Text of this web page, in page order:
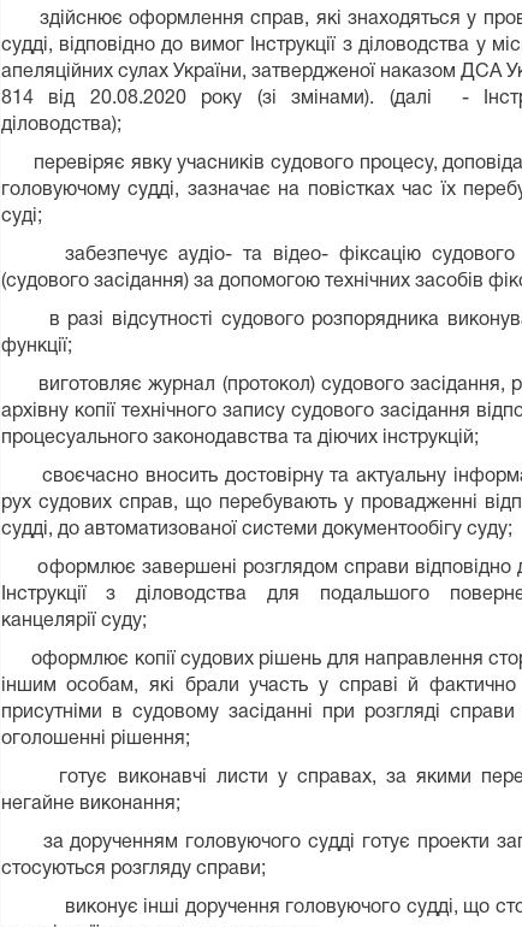
здійснює оформлення справ, які знаходяться у
судді, відповідно до вимог Інструкції з діловодства у
апеляційних сулах України, затвердженої наказом ДСА
814 від 20.08.2020 року (зі змінами). (далі -
діловодства);
перевіряє явку учасників судового процесу,
головуючому судді, зазначає на повістках час їх
суді;
забезпечує аудіо- та відео- фіксацію судового
(судового засідання) за допомогою технічних засобів
в разі відсутності судового розпорядника
функції;
виготовляє журнал (протокол) судового засідання,
архівну копії технічного запису судового засідання
процесуального законодавства та діючих інструкцій;
своєчасно вносить достовірну та актуальну
рух судових справ, що перебувають у провадженні
судді, до автоматизованої системи документообігу суду;
оформлює завершені розглядом справи відповідно
Інструкції з діловодства для подальшого
канцелярії суду;
оформлює копії судових рішень для направлення
іншим особам, які брали участь у справі й
присутніми в судовому засіданні при розгляді
оголошенні рішення;
готує виконавчі листи у справах, за якими
негайне виконання;
за дорученням головуючого судді готує проекти
стосуються розгляду справи;
виконує інші доручення головуючого судді, що